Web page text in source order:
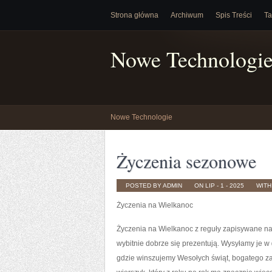
Strona główna Archiwum Spis Treści
Nowe
Nowe Technologie
Życzenia sezonowe
POSTED BY ADMIN ON LIP - 1 - 2025 WITH
Życzenia na Wielkanoc
Życzenia na Wielkanoc z reguły zapisywane
wybitnie dobrze się prezentują. Wysyłamy je
gdzie winszujemy Wesołych świąt, bogatego